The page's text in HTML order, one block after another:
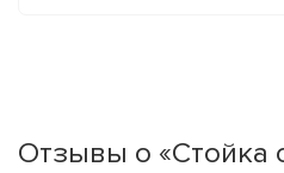
Отзывы о «Стойка